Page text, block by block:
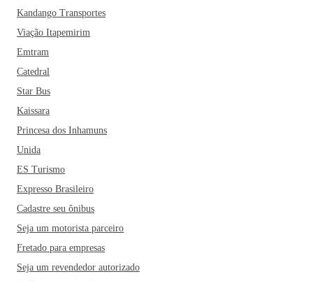
Kandango Transportes
Viação Itapemirim
Emtram
Catedral
Star Bus
Kaissara
Princesa dos Inhamuns
Unida
ES Turismo
Expresso Brasileiro
Cadastre seu ônibus
Seja um motorista parceiro
Fretado para empresas
Seja um revendedor autorizado